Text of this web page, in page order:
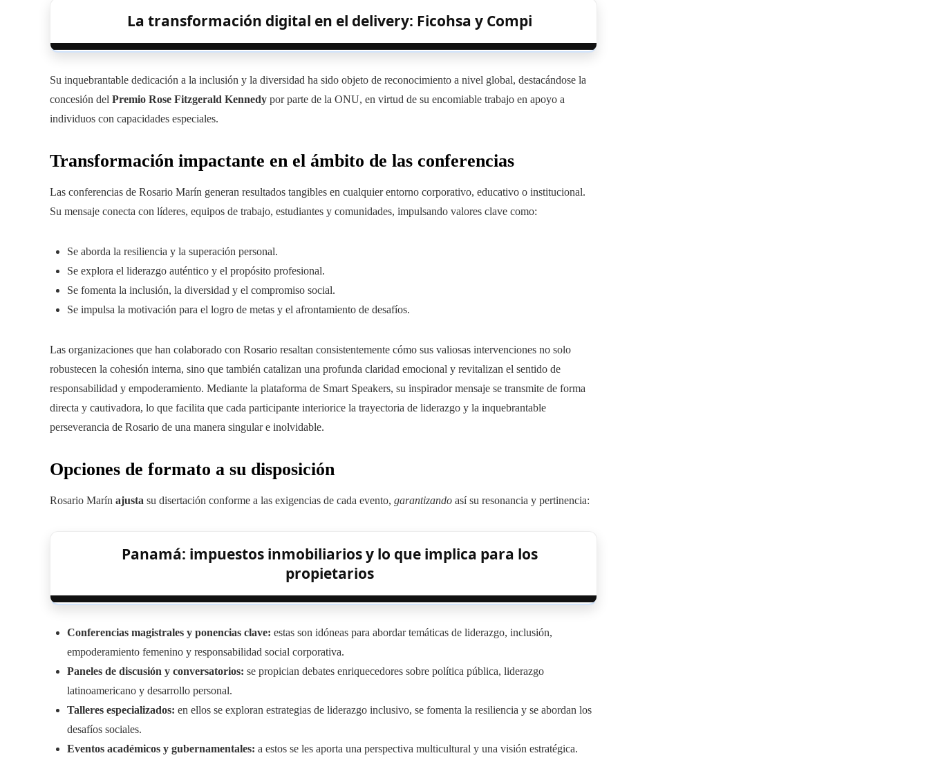
La transformación digital en el delivery: Ficohsa y Compi
Su inquebrantable dedicación a la inclusión y la diversidad ha sido objeto de reconocimiento a nivel global, destacándose la
concesión del Premio Rose Fitzgerald Kennedy por parte de la ONU, en virtud de su encomiable trabajo en apoyo a
individuos con capacidades especiales.
Transformación impactante en el ámbito de las conferencias
Las conferencias de Rosario Marín generan resultados tangibles en cualquier entorno corporativo, educativo o institucional.
Su mensaje conecta con líderes, equipos de trabajo, estudiantes y comunidades, impulsando valores clave como:
Se aborda la resiliencia y la superación personal.
Se explora el liderazgo auténtico y el propósito profesional.
Se fomenta la inclusión, la diversidad y el compromiso social.
Se impulsa la motivación para el logro de metas y el afrontamiento de desafíos.
Las organizaciones que han colaborado con Rosario resaltan consistentemente cómo sus valiosas intervenciones no solo
robustecen la cohesión interna, sino que también catalizan una profunda claridad emocional y revitalizan el sentido de
responsabilidad y empoderamiento. Mediante la plataforma de Smart Speakers, su inspirador mensaje se transmite de forma
directa y cautivadora, lo que facilita que cada participante interiorice la trayectoria de liderazgo y la inquebrantable
perseverancia de Rosario de una manera singular e inolvidable.
Opciones de formato a su disposición
Rosario Marín ajusta su disertación conforme a las exigencias de cada evento, garantizando así su resonancia y pertinencia:
Panamá: impuestos inmobiliarios y lo que implica para los
propietarios
Conferencias magistrales y ponencias clave: estas son idóneas para abordar temáticas de liderazgo, inclusión,
empoderamiento femenino y responsabilidad social corporativa.
Paneles de discusión y conversatorios: se propician debates enriquecedores sobre política pública, liderazgo
latinoamericano y desarrollo personal.
Talleres especializados: en ellos se exploran estrategias de liderazgo inclusivo, se fomenta la resiliencia y se abordan los
desafíos sociales.
Eventos académicos y gubernamentales: a estos se les aporta una perspectiva multicultural y una visión estratégica.